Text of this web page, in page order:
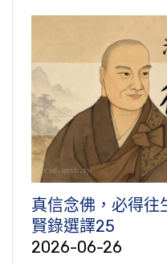
真信念佛，必得往
賢錄選譯25
2026-06-26